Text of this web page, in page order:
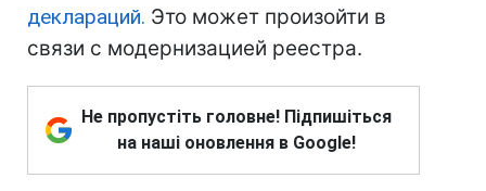
деклараций. Это может произойти в
связи с модернизацией реестра.
Не пропустіть головне! Підпишіться
на наші оновлення в Google!